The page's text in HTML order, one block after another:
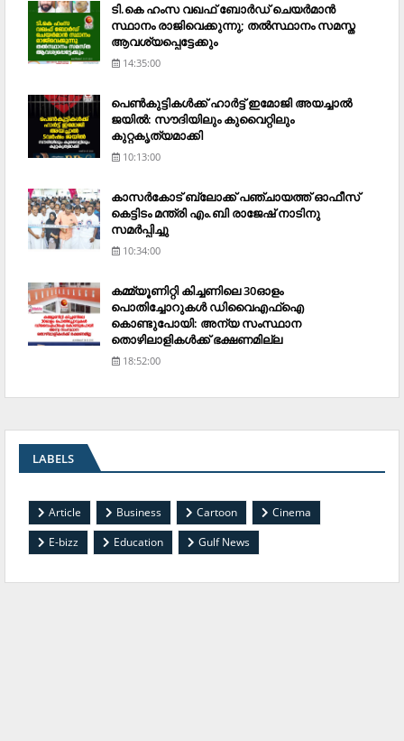
ടി.കെ ഹംസ വഖഫ് ബോര്‍ഡ് ചെയര്‍മാന്‍
സ്ഥാനം രാജിവെക്കുന്നു; തല്‍സ്ഥാനം സമസ്ത
ആവശ്യപ്പെട്ടേക്കും
14:35:00
പെണ്‍കുട്ടികള്‍ക്ക് ഹാര്‍ട്ട് ഇമോജി അയച്ചാല്‍
ജയില്‍: സൗദിയിലും കുവൈറ്റിലും
കുറ്റകൃത്യമാക്കി
10:13:00
കാസര്‍കോട് ബ്ലോക്ക് പഞ്ചായത്ത് ഓഫീസ്
കെട്ടിടം മന്ത്രി എം.ബി രാജേഷ് നാടിനു
സമര്‍പ്പിച്ചു
10:34:00
കമ്മ്യൂണിറ്റി കിച്ചണിലെ 30ഓളം
പൊതിച്ചോറുകള്‍ ഡിവൈഎഫ്‌ഐ
കൊണ്ടുപോയി: അന്യ സംസ്ഥാന
തൊഴിലാളികള്‍ക്ക് ഭക്ഷണമില്ല
18:52:00
LABELS
Article Business Cartoon
Cinema
E-bizz
Education Gulf News